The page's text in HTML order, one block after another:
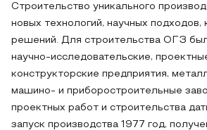
Строительство уникального
новых технологий, научных подходов,
решений. Для строительства ОГЗ
научно-исследовательские,
конструкторские предприятия,
машино- и приборостроительные
проектных работ и строительства
запуск производства 1977 год,